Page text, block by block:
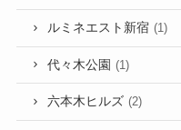
ルミネエスト新宿 (1)
代々木公園 (1)
六本木ヒルズ (2)